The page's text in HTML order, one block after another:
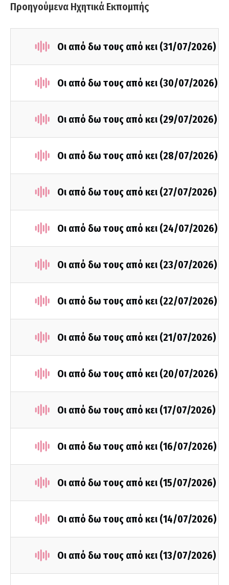
Προηγούμενα Ηχητικά Εκπομπής
Οι από δω τους από κει (31/07/2026)
Οι από δω τους από κει (30/07/2026)
Οι από δω τους από κει (29/07/2026)
Οι από δω τους από κει (28/07/2026)
Οι από δω τους από κει (27/07/2026)
Οι από δω τους από κει (24/07/2026)
Οι από δω τους από κει (23/07/2026)
Οι από δω τους από κει (22/07/2026)
Οι από δω τους από κει (21/07/2026)
Οι από δω τους από κει (20/07/2026)
Οι από δω τους από κει (17/07/2026)
Οι από δω τους από κει (16/07/2026)
Οι από δω τους από κει (15/07/2026)
Οι από δω τους από κει (14/07/2026)
Οι από δω τους από κει (13/07/2026)